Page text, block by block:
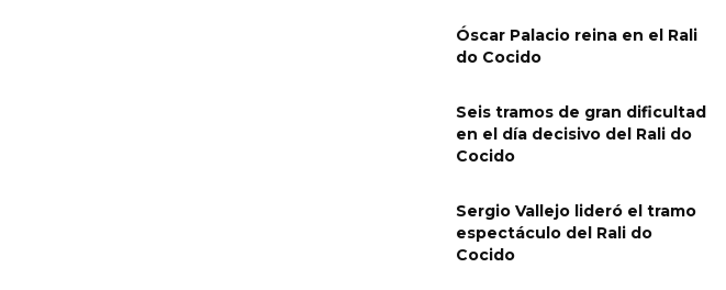
Óscar Palacio reina en el Rali
do Cocido
Seis tramos de gran dificultad
en el día decisivo del Rali do
Cocido
Sergio Vallejo lideró el tramo
espectáculo del Rali do
Cocido